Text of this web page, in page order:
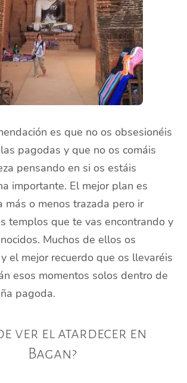
es que no os obsesionéis
pagodas y que no os comáis
pensando en si os estáis
importante. El mejor plan es
más o menos trazada pero ir
templos que te vas encontrando y
Muchos de ellos os
el mejor recuerdo que os llevaréis
esos momentos solos dentro de
pagoda.
ver el atardecer en
Bagan?